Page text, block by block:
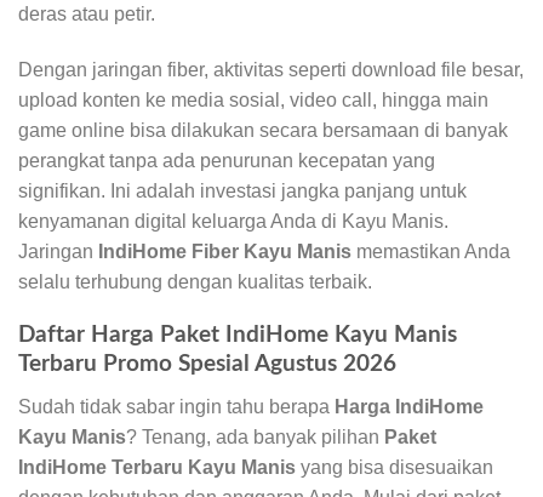
deras atau petir.
Dengan jaringan fiber, aktivitas seperti download file besar,
upload konten ke media sosial, video call, hingga main
game online bisa dilakukan secara bersamaan di banyak
perangkat tanpa ada penurunan kecepatan yang
signifikan. Ini adalah investasi jangka panjang untuk
kenyamanan digital keluarga Anda di Kayu Manis.
Jaringan IndiHome Fiber Kayu Manis memastikan Anda
selalu terhubung dengan kualitas terbaik.
Daftar Harga Paket IndiHome Kayu Manis
Terbaru Promo Spesial Agustus 2026
Sudah tidak sabar ingin tahu berapa Harga IndiHome
Kayu Manis? Tenang, ada banyak pilihan Paket
IndiHome Terbaru Kayu Manis yang bisa disesuaikan